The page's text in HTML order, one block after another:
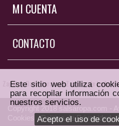
Este sitio web utiliza
para recopilar información
nuestros servicios.
Acepto el uso de
MI CUENTA
CONTACTO
Zapatos Baile Baratos|Zapatos de baile.
Copyright 2018 salsaropa.com -
Cookies -Politica de Privacidad-